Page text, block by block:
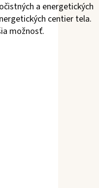
a energetických
centier tela.
možnosť.